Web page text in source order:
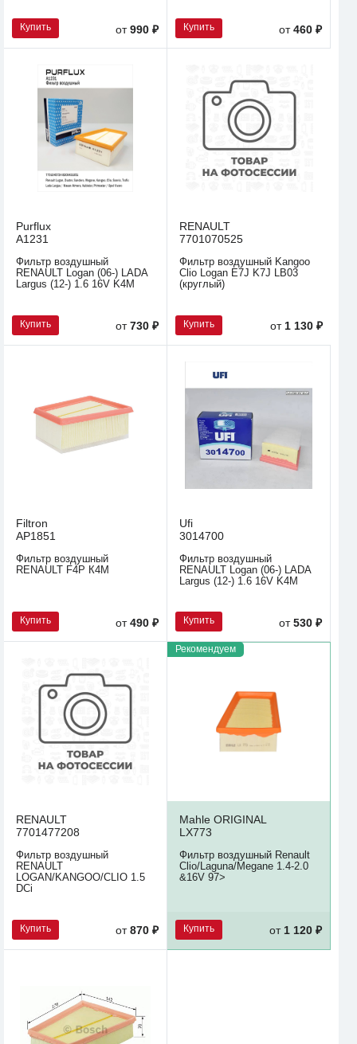
Купить от990 ₽ Купить от460 ₽
Purflux
A1231
Фильтр воздушный
RENAULT Logan (06-) LADA
Largus (12-) 1.6 16V K4M
Купить от730 ₽
RENAULT
7701070525
Фильтр воздушный Kangoo
Clio Logan E7J K7J LB03
(круглый)
Купить от1 130 ₽
Filtron
AP1851
Фильтр воздушный
RENAULT F4P К4M
Купить от490 ₽
Ufi
3014700
Фильтр воздушный
RENAULT Logan (06-) LADA
Largus (12-) 1.6 16V K4M
Купить от530 ₽
RENAULT
7701477208
Фильтр воздушный
RENAULT
LOGAN/KANGOO/CLIO 1.5
DCi
Купить от870 ₽
Рекомендуем
Mahle ORIGINAL
LX773
Фильтр воздушный Renault
Clio/Laguna/Megane 1.4-2.0
&16V 97>
Купить от1 120 ₽